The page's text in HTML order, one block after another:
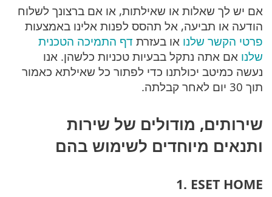
אם יש לך שאלות או שאילתות, או אם ברצונך לשלוח
הודעה או תביעה, אל תהסס לפנות אלינו באמצעות
פרטי הקשר שלנו או בעזרת דף התמיכה הטכנית
שלנו אם אתה נתקל בבעיות טכניות כלשהן. אנו
נעשה כמיטב יכולתנו כדי לפתור כל שאילתא כאמור
תוך 30 יום לאחר קבלתה.
שירותים, מודולים של שירות
ותנאים מיוחדים לשימוש בהם
‎1. ESET HOME